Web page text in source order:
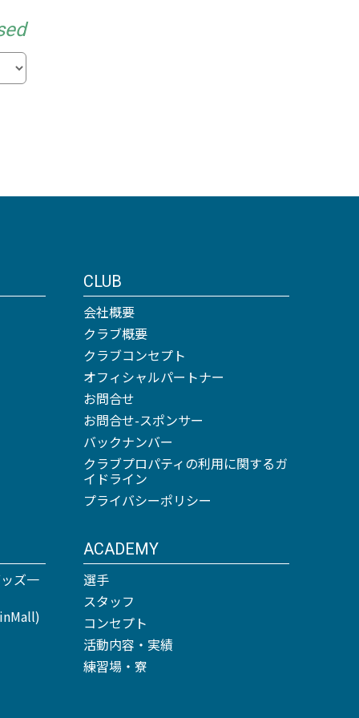
ズ一
ACADEMY
選手
スタッフ
コンセプト
活動内容・実績
練習場・寮
CLUB
会社概要
クラブ概要
クラブコンセプト
オフィシャルパートナー
お問合せ
お問合せ-スポンサー
バックナンバー
クラブプロパティの利用に関するガ
イドライン
プライバシーポリシー